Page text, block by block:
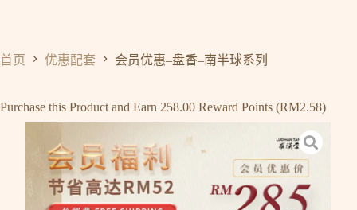
首页 优惠配套 会员优惠–盘香–南半球系列
Purchase this Product and Earn 258.00 Reward Points (RM2.58)